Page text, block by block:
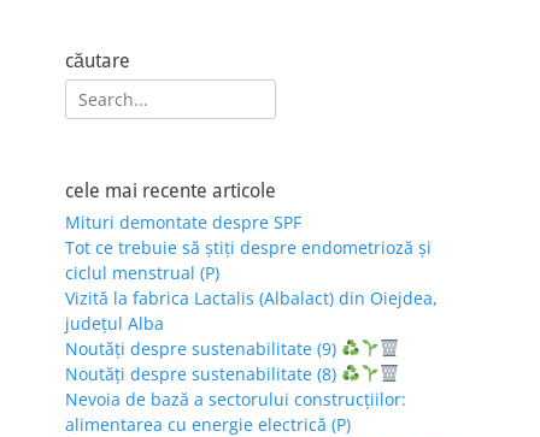
căutare
Search
for:
cele mai recente articole
Mituri demontate despre SPF
Tot ce trebuie să știți despre endometrioză și
ciclul menstrual (P)
Vizită la fabrica Lactalis (Albalact) din Oiejdea,
județul Alba
Noutăți despre sustenabilitate (9)
Noutăți despre sustenabilitate (8)
Nevoia de bază a sectorului construcțiilor:
alimentarea cu energie electrică (P)